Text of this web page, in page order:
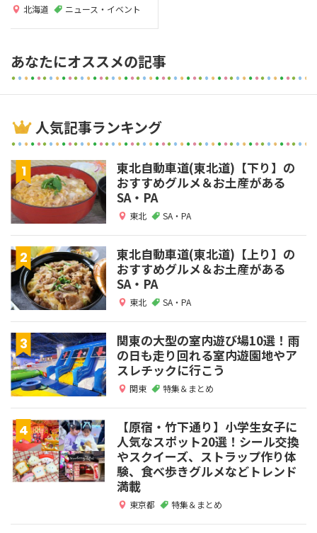
北海道 ニュース・イベント
あなたにオススメの記事
人気記事ランキング
東北自動車道(東北道)【下り】の
おすすめグルメ＆お土産がある
SA・PA
東北 SA・PA
東北自動車道(東北道)【上り】の
おすすめグルメ＆お土産がある
SA・PA
東北 SA・PA
関東の大型の室内遊び場10選！雨
の日も走り回れる室内遊園地やア
スレチックに行こう
関東 特集＆まとめ
【原宿・竹下通り】小学生女子に
人気なスポット20選！シール交換
やスクイーズ、ストラップ作り体
験、食べ歩きグルメなどトレンド
満載
東京都 特集＆まとめ